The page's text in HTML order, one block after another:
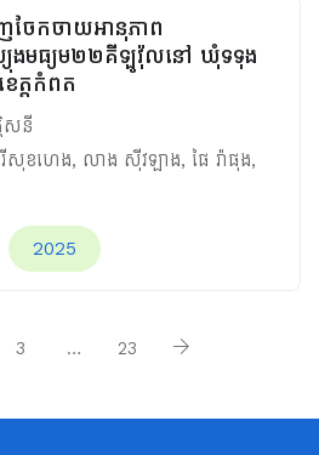
ចែកចាយអានុភាព
យុងមធ្យម២២គីឡូវ៉ុលនៅ ឃុំទទុង
ត្តកំពត
សនី
សុខហេង, លាង ស៊ីវឡាង, ផៃ រ៉ាផុង,
2025
3 … 23